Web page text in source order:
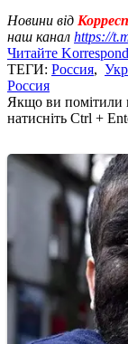
Новини від
наш канал https://
Читайте
ТЕГИ: Россия,
Россия
Якщо ви помітили
натисніть Ctrl +